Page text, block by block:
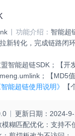
功能介绍： 智能超
新转化，完成链路闭环
智能超链SDK； 【开
； 【MD5值
智能超链使用说明》 【
更新日期： 2024-
糊匹配优化：支持不